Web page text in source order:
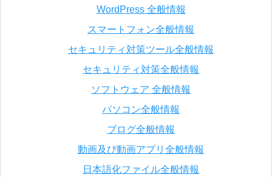
WordPress 全般情報
スマートフォン全般情報
セキュリティ対策ツール全般情報
セキュリティ対策全般情報
ソフトウェア 全般情報
パソコン全般情報
ブログ全般情報
動画及び動画アプリ全般情報
日本語化ファイル全般情報